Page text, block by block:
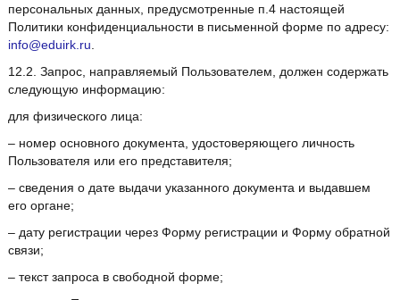
персональных данных, предусмотренные п.4 настоящей
Политики конфиденциальности в письменной форме по адресу:
info@eduirk.ru.
12.2. Запрос, направляемый Пользователем, должен содержать
следующую информацию:
для физического лица:
– номер основного документа, удостоверяющего личность
Пользователя или его представителя;
– сведения о дате выдачи указанного документа и выдавшем
его органе;
– дату регистрации через Форму регистрации и Форму обратной
связи;
– текст запроса в свободной форме;